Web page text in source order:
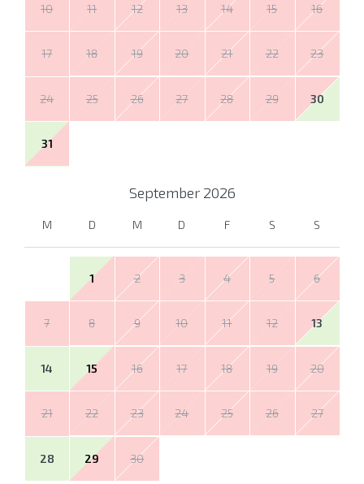
10 11 12 13 14 15 16
17 18 19 20 21 22 23
24 25 26 27 28 29 30
31
September 2026
M D M D F S S
1 2 3 4 5 6
7 8 9 10 11 12 13
14 15 16 17 18 19 20
21 22 23 24 25 26 27
28 29 30